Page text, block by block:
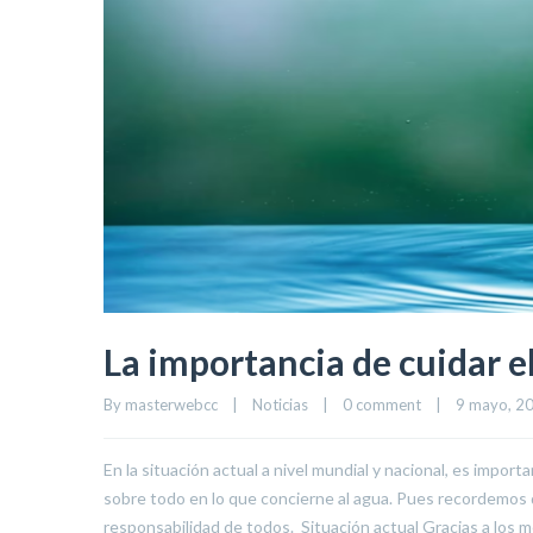
La importancia de cuidar
By masterwebcc Noticias 0 comment 9 mayo,
En la situación actual a nivel mundial y nacional, es
sobre todo en lo que concierne al agua. Pues
responsabilidad de todos. Situación actual Gracias a los